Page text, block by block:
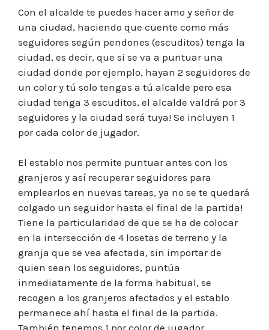
Con el alcalde te puedes hacer amo y señor de
una ciudad, haciendo que cuente como más
seguidores según pendones (escuditos) tenga la
ciudad, es decir, que si se va a puntuar una
ciudad donde por ejemplo, hayan 2 seguidores de
un color y tú solo tengas a tú alcalde pero esa
ciudad tenga 3 escuditos, el alcalde valdrá por 3
seguidores y la ciudad será tuya! Se incluyen 1
por cada color de jugador.
El establo nos permite puntuar antes con los
granjeros y así recuperar seguidores para
emplearlos en nuevas tareas, ya no se te quedará
colgado un seguidor hasta el final de la partida!
Tiene la particularidad de que se ha de colocar
en la intersección de 4 losetas de terreno y la
granja que se vea afectada, sin importar de
quien sean los seguidores, puntúa
inmediatamente de la forma habitual, se
recogen a los granjeros afectados y el establo
permanece ahí hasta el final de la partida.